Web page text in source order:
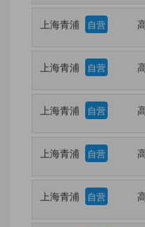
上海青浦 自营
上海青浦 自营
上海青浦 自营
上海青浦 自营
上海青浦 自营